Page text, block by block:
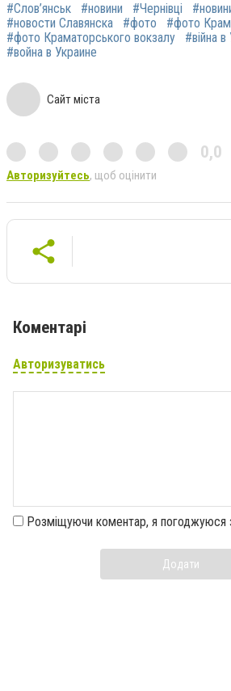
#Слов’янськ #новини #Чернівці
#новости Славянска
#фото
#фото
#фото Краматорського вокзалу
#війна в
#война в Украине
Сайт міста
0,0
Авторизуйтесь, щоб оцінити
Коментарі
Авторизуватись
Розміщуючи коментар, я погоджуюся
Додати